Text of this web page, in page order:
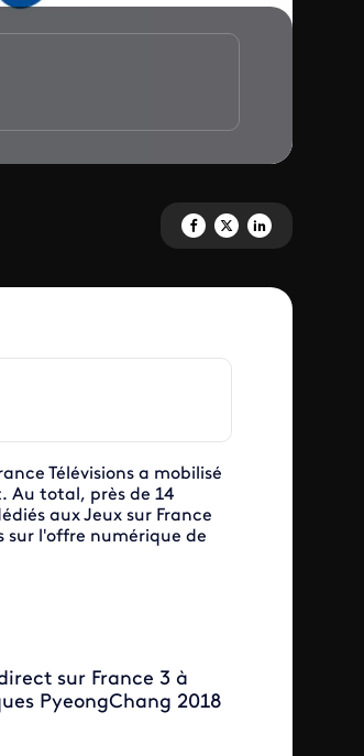
Partagez 'France Télévisions
Partagez 'France
Partagez 'France
Télévisions a mobilisé
Au total, près de 14
aux Jeux sur France
sur l'offre numérique de
sur France 3 à
PyeongChang 2018